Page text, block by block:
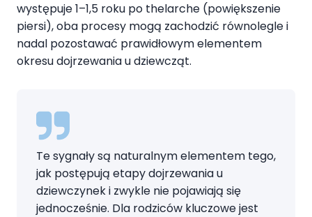
występuje 1–1,5 roku po thelarche (powiększenie
piersi), oba procesy mogą zachodzić równolegle i
nadal pozostawać prawidłowym elementem
okresu dojrzewania u dziewcząt.
Te sygnały są naturalnym elementem tego,
jak postępują etapy dojrzewania u
dziewczynek i zwykle nie pojawiają się
jednocześnie. Dla rodziców kluczowe jest